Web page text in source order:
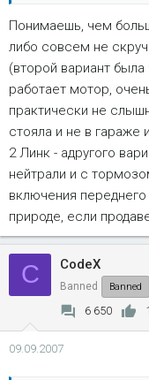
Понимаешь, чем
либо совсем не
(второй вариант
работает мотор,
практически не
стояла и не в гараже
2 Линк - адругого
нейтрали и с
включения
природе, если
C CodeX
Banned Banned
6 650
09.09.2007